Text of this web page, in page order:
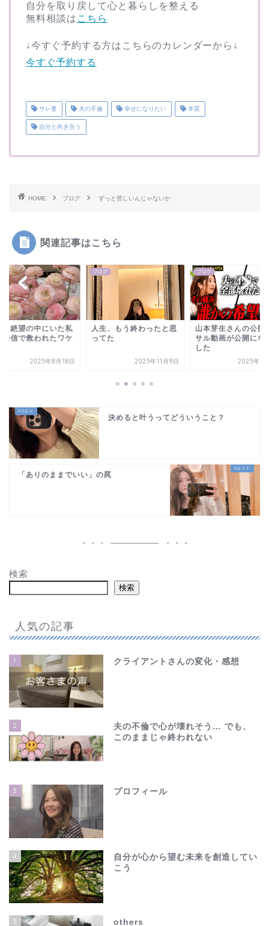
自分を取り戻して心と暮らしを整える
無料相談は こちら
↓今すぐ予約する方はこちらのカレンダーから↓
今すぐ予約する
サレ妻 夫の不倫 幸せになりたい 本質
自分と向き合う
HOME ブログ ずっと苦しいんじゃないか
関連記事はこちら
と絶望の中にいた私
発信で救われたワケ
2025年8月18日
ブログ
人生、もう終わったと思
ってた
2025年11月9日
ブログ
山本芽生さんの公開
サル動画が公開にな
した
2025年5
決めると叶うってどういうこと？
「ありのままでいい」の罠
検索
検索
人気の記事
1 クライアントさんの変化・感想
2
夫の不倫で心が壊れそう… でも、
このままじゃ終われない
3 プロフィール
4
自分が心から望む未来を創造してい
こう
5 others
夫の不倫で心が壊れそう…